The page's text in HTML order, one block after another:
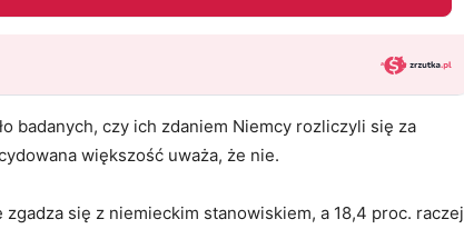
badanych, czy ich zdaniem Niemcy rozliczyli się za
większość uważa, że nie.
się z niemieckim stanowiskiem, a 18,4 proc. raczej